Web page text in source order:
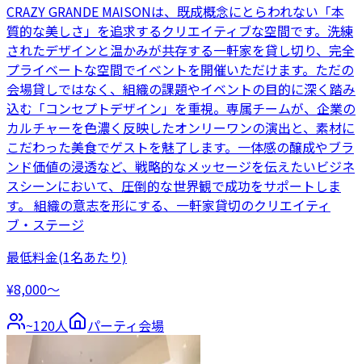
CRAZY GRANDE MAISONは、既成概念にとらわれない「本
質的な美しさ」を追求するクリエイティブな空間です。洗練
されたデザインと温かみが共存する一軒家を貸し切り、完全
プライベートな空間でイベントを開催いただけます。ただの
会場貸しではなく、組織の課題やイベントの目的に深く踏み
込む「コンセプトデザイン」を重視。専属チームが、企業の
カルチャーを色濃く反映したオンリーワンの演出と、素材に
こだわった美食でゲストを魅了します。一体感の醸成やブラ
ンド価値の浸透など、戦略的なメッセージを伝えたいビジネ
スシーンにおいて、圧倒的な世界観で成功をサポートしま
す。 組織の意志を形にする、一軒家貸切のクリエイティ
ブ・ステージ
最低料金(1名あたり)
¥8,000〜
~120人 パーティ会場